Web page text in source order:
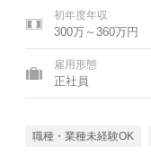
初年度年収
300万～360万円
雇用形態
正社員
職種・業種未経験OK